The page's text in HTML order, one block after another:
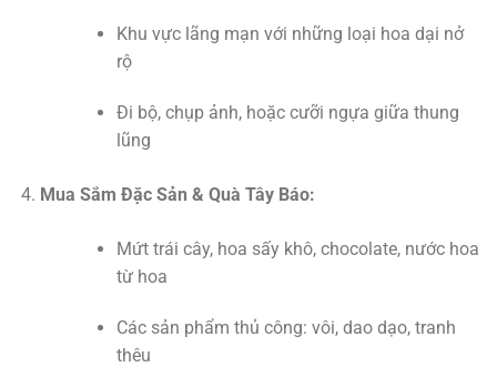
Khu vực lãng mạn với những loại hoa dại nở
rộ
Đi bộ, chụp ảnh, hoặc cưỡi ngựa giữa thung
lũng
Mua Sắm Đặc Sản & Quà Tây Báo:
Mứt trái cây, hoa sấy khô, chocolate, nước hoa
từ hoa
Các sản phẩm thủ công: vôi, dao dạo, tranh
thêu